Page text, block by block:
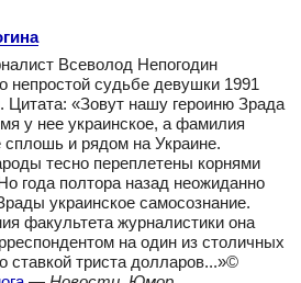
Всеволод Непогодин
непростой судьбе девушки 1991
Цитата: «Зовут нашу героиню Зрада
у нее украинское, а фамилия
сплошь и рядом на Украине.
тесно переплетены корнями
года полтора назад неожиданно
украинское самосознание.
факультета журналистики она
на один из столичных
ставкой триста долларов...»©